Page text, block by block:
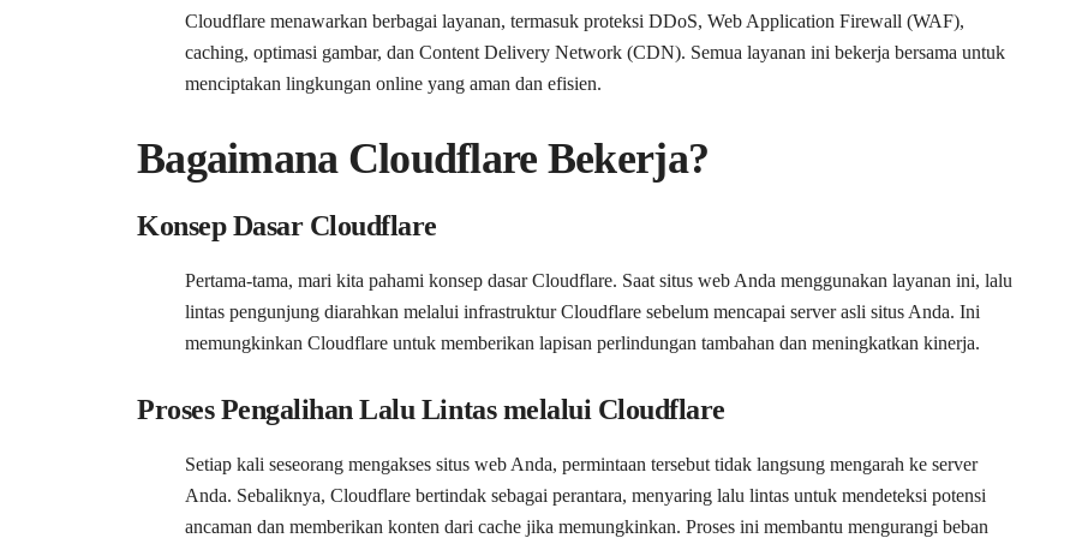
Cloudflare menawarkan berbagai layanan, termasuk proteksi DDoS, Web Application Firewall (WAF),
caching, optimasi gambar, dan Content Delivery Network (CDN). Semua layanan ini bekerja bersama untuk
menciptakan lingkungan online yang aman dan efisien.
Bagaimana Cloudflare Bekerja?
Konsep Dasar Cloudflare
Pertama-tama, mari kita pahami konsep dasar Cloudflare. Saat situs web Anda menggunakan layanan ini, lalu
lintas pengunjung diarahkan melalui infrastruktur Cloudflare sebelum mencapai server asli situs Anda. Ini
memungkinkan Cloudflare untuk memberikan lapisan perlindungan tambahan dan meningkatkan kinerja.
Proses Pengalihan Lalu Lintas melalui Cloudflare
Setiap kali seseorang mengakses situs web Anda, permintaan tersebut tidak langsung mengarah ke server
Anda. Sebaliknya, Cloudflare bertindak sebagai perantara, menyaring lalu lintas untuk mendeteksi potensi
ancaman dan memberikan konten dari cache jika memungkinkan. Proses ini membantu mengurangi beban